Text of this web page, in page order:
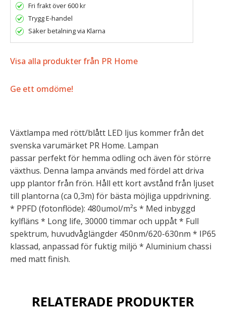
Fri frakt över 600 kr
Trygg E-handel
Säker betalning via Klarna
Visa alla produkter från PR Home
Ge ett omdöme!
Växtlampa med rött/blått LED ljus kommer från det
svenska varumärket PR Home. Lampan
passar perfekt för hemma odling och även för större
växthus. Denna lampa används med fördel att driva
upp plantor från frön. Håll ett kort avstånd från ljuset
till plantorna (ca 0,3m) för bästa möjliga uppdrivning.
* PPFD (fotonflöde): 480umol/m²s * Med inbyggd
kylfläns * Long life, 30000 timmar och uppåt * Full
spektrum, huvudvåglängder 450nm/620-630nm * IP65
klassad, anpassad för fuktig miljö * Aluminium chassi
med matt finish.
RELATERADE PRODUKTER